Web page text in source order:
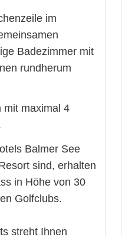
im
Badezimmer mit
rundherum
mit maximal 4
Balmer See
sind, erhalten
in Höhe von 30
Golfclubs.
streht Ihnen